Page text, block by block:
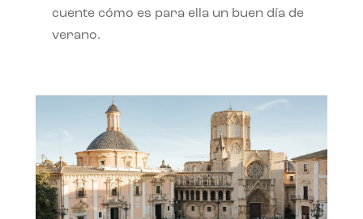
cuente cómo es para ella un buen día de
verano.